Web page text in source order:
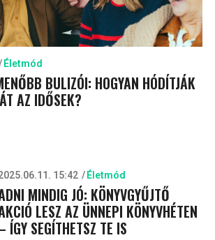
Életmód
BULIZÓI: HOGYAN HÓDÍTJÁK
AZ IDŐSEK?
15:42 Életmód
MINDIG JÓ: KÖNYVGYŰJTŐ
LESZ AZ ÜNNEPI KÖNYVHÉTEN
ÍGY SEGÍTHETSZ TE IS